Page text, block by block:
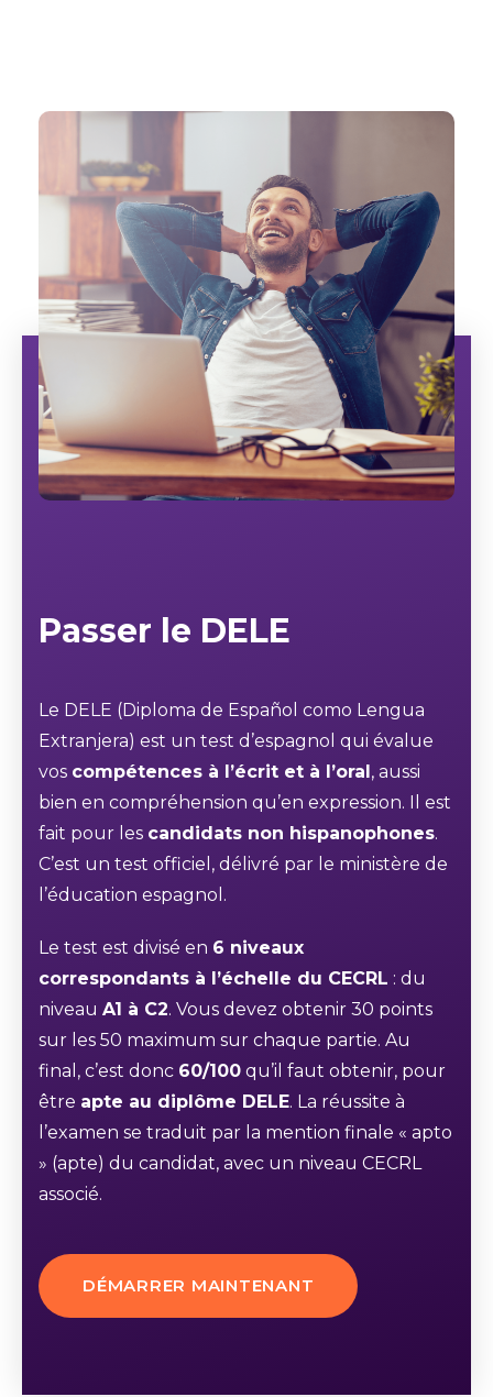
Passer le DELE
Le DELE (Diploma de Español como Lengua
Extranjera) est un test d’espagnol qui évalue
vos compétences à l’écrit et à l’oral, aussi
bien en compréhension qu’en expression. Il est
fait pour les candidats non hispanophones.
C’est un test officiel, délivré par le ministère de
l’éducation espagnol.
Le test est divisé en 6 niveaux
correspondants à l’échelle du CECRL : du
niveau A1 à C2. Vous devez obtenir 30 points
sur les 50 maximum sur chaque partie. Au
final, c’est donc 60/100 qu’il faut obtenir, pour
être apte au diplôme DELE. La réussite à
l’examen se traduit par la mention finale « apto
» (apte) du candidat, avec un niveau CECRL
associé.
DÉMARRER MAINTENANT